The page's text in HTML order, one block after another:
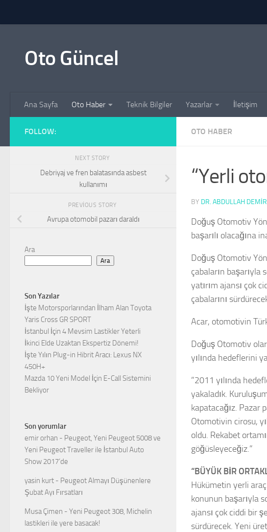
Oto Güncel
Ana Sayfa Oto Haber Teknik Bilgiler Yazarlar İletişim
OTO HABER
“Yerli
BY DR. ABDULLAH DEMİR
Doğuş Otomotiv
başarılı olacağına
Doğuş Otomotiv
çabaların başarıyla
yatırım ajansı çok
çabalarını
Acar, otomotivin
Doğuş Otomotiv
yılında hedeflerini
”2011 yılında
yakaladık.
kapatacağız. Pazar
Otomotivin cirosu,
oldu. Rekabet
göğüsleyeceğiz.”
“BÜYÜK BİR
Hükümetin yerli
konunun başarıyla
ajansı çok ciddi bir
sürdürecek. Yeni
FOLLOW:
NEXT STORY
Debriyaj ve fren balatasında asbest
kullanımı
PREVIOUS STORY
Avrupa otomobil pazarı daraldı
Ara
Ara
Son Yazılar
İşte Motorsporlarından İlham Alan Toyota
Yaris Cross GR SPORT
İstanbul İçin 4 Mevsim Lastikler Yeterli
İkinci Elde Uzaktan Ekspertiz Dönemi!
İşte Yılın Plug-in Hibrit Aracı: Lexus NX
450H+
Mazda 10 Yeni Model İçin E-Call Sistemini
Bekliyor
Son yorumlar
emir orhan - Peugeot, Yeni Peugeot 5008 ve
Yeni Peugeot Traveller ile İstanbul Auto
Show 2017’de
yasin kurt - Peugeot Almayı Düşünenlere
Şubat Ayı Fırsatları
Musa Çimen - Yeni Peugeot 308, Michelin
lastikleri ile yere basacak!